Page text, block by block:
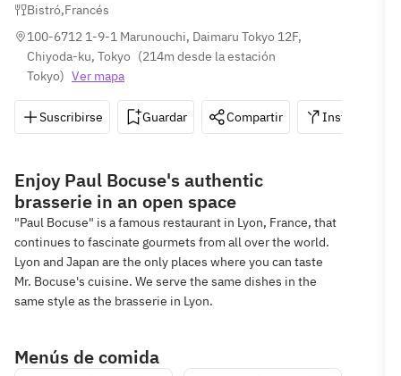
Bistró,Francés
100-6712 1-9-1 Marunouchi, Daimaru Tokyo 12F,
Chiyoda-ku, Tokyo (214m desde la estación
Tokyo) Ver mapa
Suscribirse Guardar Compartir Instrucciones
Enjoy Paul Bocuse's authentic
brasserie in an open space
"Paul Bocuse" is a famous restaurant in Lyon, France, that
continues to fascinate gourmets from all over the world.
Lyon and Japan are the only places where you can taste
Mr. Bocuse's cuisine. We serve the same dishes in the
same style as the brasserie in Lyon.
Menús de comida